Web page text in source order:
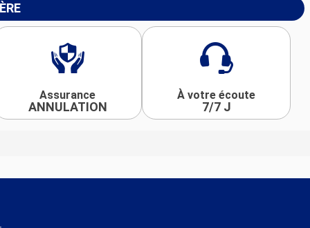
Assurance
ANNULATION
À votre écoute
7/7 J